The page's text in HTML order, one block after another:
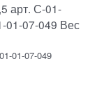
арт. С-01-
01-07-049 Вес
01-07-049